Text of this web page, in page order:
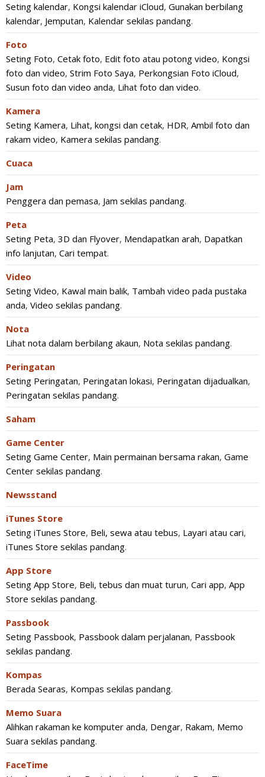
Seting kalendar, Kongsi kalendar iCloud, Gunakan berbilang
kalendar, Jemputan, Kalendar sekilas pandang.
Foto
Seting Foto, Cetak foto, Edit foto atau potong video, Kongsi
foto dan video, Strim Foto Saya, Perkongsian Foto iCloud,
Susun foto dan video anda, Lihat foto dan video.
Kamera
Seting Kamera, Lihat, kongsi dan cetak, HDR, Ambil foto dan
rakam video, Kamera sekilas pandang.
Cuaca
Jam
Penggera dan pemasa, Jam sekilas pandang.
Peta
Seting Peta, 3D dan Flyover, Mendapatkan arah, Dapatkan
info lanjutan, Cari tempat.
Video
Seting Video, Kawal main balik, Tambah video pada pustaka
anda, Video sekilas pandang.
Nota
Lihat nota dalam berbilang akaun, Nota sekilas pandang.
Peringatan
Seting Peringatan, Peringatan lokasi, Peringatan dijadualkan,
Peringatan sekilas pandang.
Saham
Game Center
Seting Game Center, Main permainan bersama rakan, Game
Center sekilas pandang.
Newsstand
iTunes Store
Seting iTunes Store, Beli, sewa atau tebus, Layari atau cari,
iTunes Store sekilas pandang.
App Store
Seting App Store, Beli, tebus dan muat turun, Cari app, App
Store sekilas pandang.
Passbook
Seting Passbook, Passbook dalam perjalanan, Passbook
sekilas pandang.
Kompas
Berada Searas, Kompas sekilas pandang.
Memo Suara
Alihkan rakaman ke komputer anda, Dengar, Rakam, Memo
Suara sekilas pandang.
FaceTime